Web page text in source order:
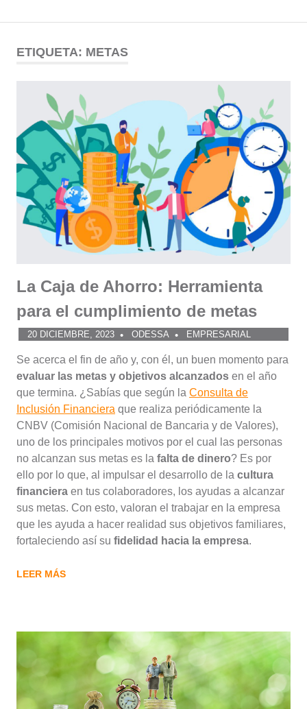
contenido
Comunidad
ODESSA
ETIQUETA: METAS
La Caja de Ahorro: Herramienta
para el cumplimiento de metas
20 DICIEMBRE, 2023 ODESSA EMPRESARIAL
Se acerca el fin de año y, con él, un buen momento para
evaluar las metas y objetivos alcanzados en el año
que termina. ¿Sabías que según la Consulta de
Inclusión Financiera que realiza periódicamente la
CNBV (Comisión Nacional de Bancaria y de Valores),
uno de los principales motivos por el cual las personas
no alcanzan sus metas es la falta de dinero? Es por
ello por lo que, al impulsar el desarrollo de la cultura
financiera en tus colaboradores, los ayudas a alcanzar
sus metas. Con esto, valoran el trabajar en la empresa
que les ayuda a hacer realidad sus objetivos familiares,
fortaleciendo así su fidelidad hacia la empresa.
LEER MÁS